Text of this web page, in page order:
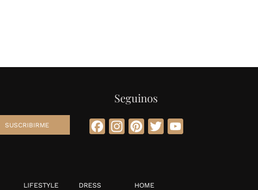
Seguinos
Facebook
Instagram
Pinterest
TwitterYouTube
LIFESTYLE DRESS HOME